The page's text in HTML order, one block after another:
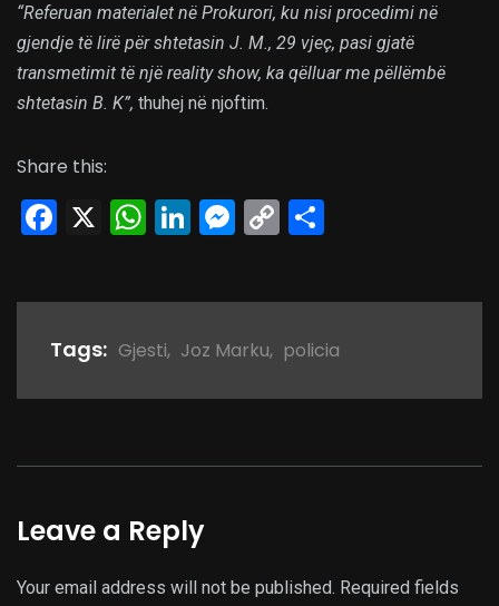
“Referuan materialet në Prokurori, ku nisi procedimi në
gjendje të lirë për shtetasin J. M., 29 vjeç, pasi gjatë
transmetimit të një reality show, ka qëlluar me pëllëmbë
shtetasin B. K”, thuhej në njoftim.
Share this:
Facebook
X WhatsApp
LinkedIn
Messenger
Copy
Link
Tags: Gjesti, Joz Marku, policia
Leave a Reply
Your email address will not be published. Required fields